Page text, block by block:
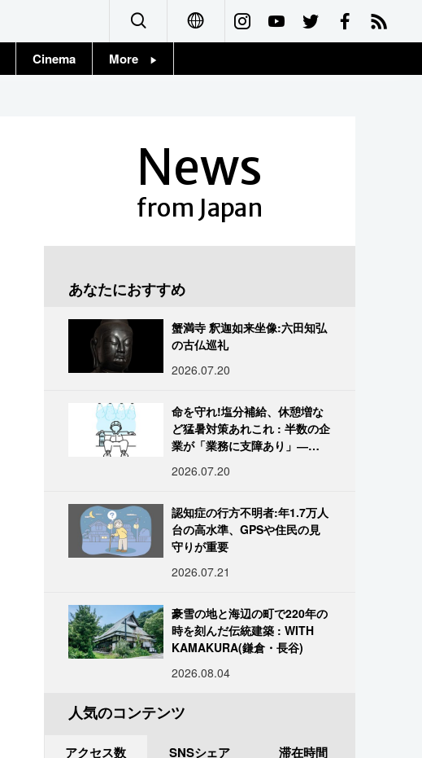
Français
Cinema More
News
from Japan
あなたにおすすめ
蟹満寺 釈迦如来坐像:六田知弘
の古仏巡礼
2026.07.20
命を守れ!塩分補給、休憩増な
ど猛暑対策あれこれ : 半数の企
業が「業務に支障あり」―帝
2026.07.20
認知症の行方不明者:年1.7万人
台の高水準、GPSや住民の見
守りが重要
2026.07.21
豪雪の地と海辺の町で220年の
時を刻んだ伝統建築 : WITH
KAMAKURA(鎌倉・長谷)
2026.08.04
人気のコンテンツ
アクセス数 SNSシェア 滞在時間